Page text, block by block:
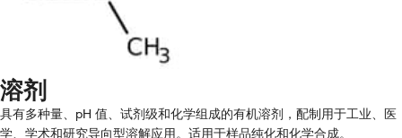
溶剂
具有多种量、pH 值、试剂级和化学组成的有机溶剂，配制用于工业、医
学、学术和研究导向型溶解应用。适用于样品纯化和化学合成。